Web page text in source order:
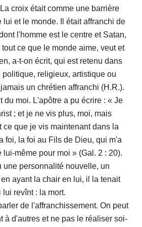
croix était comme une barrière
lui et le monde. Il était affranchi de
l'homme est le centre et Satan,
tout ce que le monde aime, veut et
a-t-on écrit, qui est retenu dans
politique, religieux, artistique ou
un chrétien affranchi (H.R.).
du moi. L'apôtre a pu écrire : « Je
; et je ne vis plus, moi, mais
ce que je vis maintenant dans la
foi, la foi au Fils de Dieu, qui m'a
même pour moi » (Gal. 2 : 20).
une personnalité nouvelle, un
ayant la chair en lui, il la tenait
revînt : la mort.
de l'affranchissement. On peut
à d'autres et ne pas le réaliser soi-